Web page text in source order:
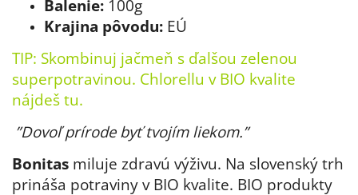
Balenie: 100g
Krajina pôvodu: EÚ
TIP: Skombinuj jačmeň s ďalšou zelenou
superpotravinou. Chlorellu v BIO kvalite
nájdeš tu.
”Dovoľ prírode byť tvojím liekom.”
Bonitas miluje zdravú výživu. Na slovenský trh
prináša potraviny v BIO kvalite. BIO produkty